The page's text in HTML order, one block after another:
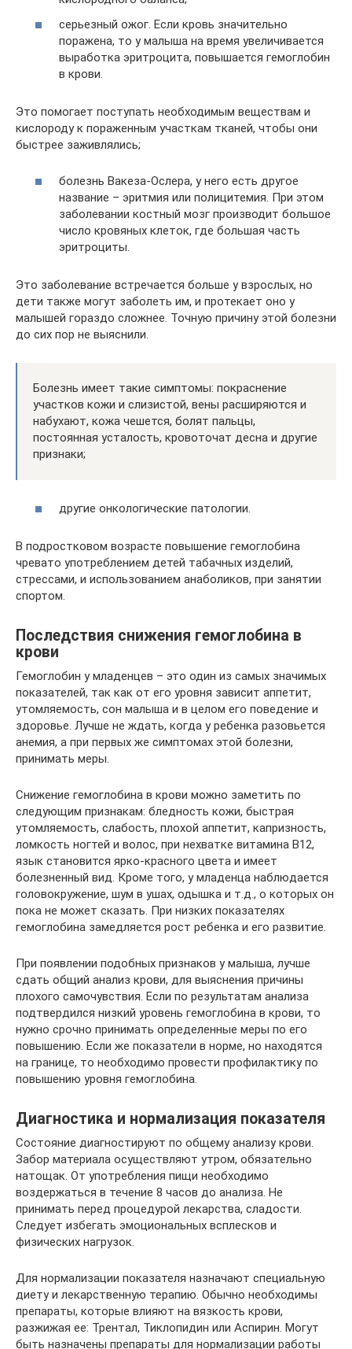
серьезный ожог. Если кровь значительно
поражена, то у малыша на время увеличивается
выработка эритроцита, повышается гемоглобин
в крови.
Это помогает поступать необходимым веществам и
кислороду к пораженным участкам тканей, чтобы они
быстрее заживлялись;
болезнь Вакеза-Ослера, у него есть другое
название – эритмия или полицитемия. При этом
заболевании костный мозг производит большое
число кровяных клеток, где большая часть
эритроциты.
Это заболевание встречается больше у взрослых, но
дети также могут заболеть им, и протекает оно у
малышей гораздо сложнее. Точную причину этой болезни
до сих пор не выяснили.
Болезнь имеет такие симптомы: покраснение
участков кожи и слизистой, вены расширяются и
набухают, кожа чешется, болят пальцы,
постоянная усталость, кровоточат десна и другие
признаки;
другие онкологические патологии.
В подростковом возрасте повышение гемоглобина
чревато употреблением детей табачных изделий,
стрессами, и использованием анаболиков, при занятии
спортом.
Последствия снижения гемоглобина в
крови
Гемоглобин у младенцев – это один из самых значимых
показателей, так как от его уровня зависит аппетит,
утомляемость, сон малыша и в целом его поведение и
здоровье. Лучше не ждать, когда у ребенка разовьется
анемия, а при первых же симптомах этой болезни,
принимать меры.
Снижение гемоглобина в крови можно заметить по
следующим признакам: бледность кожи, быстрая
утомляемость, слабость, плохой аппетит, капризность,
ломкость ногтей и волос, при нехватке витамина В12,
язык становится ярко-красного цвета и имеет
болезненный вид. Кроме того, у младенца наблюдается
головокружение, шум в ушах, одышка и т.д., о которых он
пока не может сказать. При низких показателях
гемоглобина замедляется рост ребенка и его развитие.
При появлении подобных признаков у малыша, лучше
сдать общий анализ крови, для выяснения причины
плохого самочувствия. Если по результатам анализа
подтвердился низкий уровень гемоглобина в крови, то
нужно срочно принимать определенные меры по его
повышению. Если же показатели в норме, но находятся
на границе, то необходимо провести профилактику по
повышению уровня гемоглобина.
Диагностика и нормализация показателя
Состояние диагностируют по общему анализу крови.
Забор материала осуществляют утром, обязательно
натощак. От употребления пищи необходимо
воздержаться в течение 8 часов до анализа. Не
принимать перед процедурой лекарства, сладости.
Следует избегать эмоциональных всплесков и
физических нагрузок.
Для нормализации показателя назначают специальную
диету и лекарственную терапию. Обычно необходимы
препараты, которые влияют на вязкость крови,
разжижая ее: Трентал, Тиклопидин или Аспирин. Могут
быть назначены препараты для нормализации работы